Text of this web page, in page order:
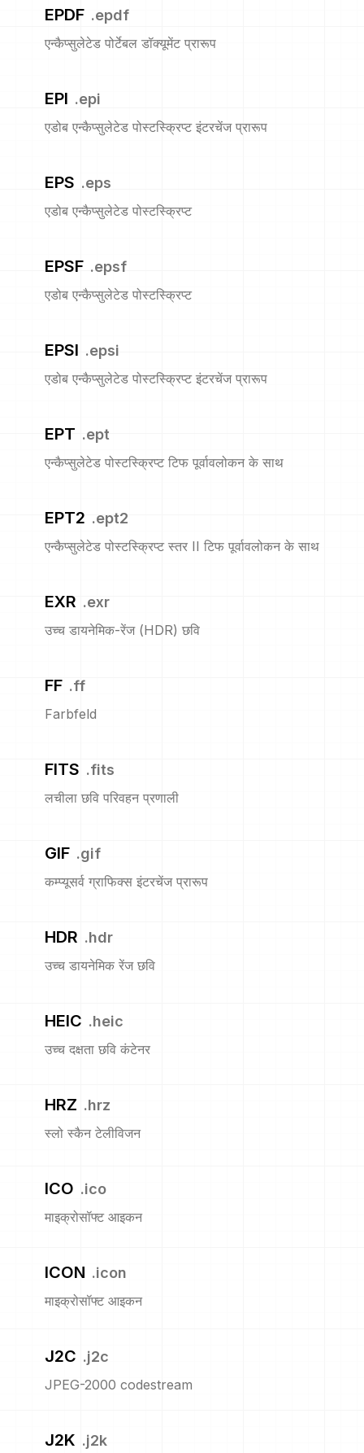
EPDF .epdf
एन्कैप्सुलेटेड पोर्टेबल डॉक्यूमेंट प्रारूप
EPI .epi
एडोब एन्कैप्सुलेटेड पोस्टस्क्रिप्ट इंटरचेंज प्रारूप
EPS .eps
एडोब एन्कैप्सुलेटेड पोस्टस्क्रिप्ट
EPSF .epsf
एडोब एन्कैप्सुलेटेड पोस्टस्क्रिप्ट
EPSI .epsi
एडोब एन्कैप्सुलेटेड पोस्टस्क्रिप्ट इंटरचेंज प्रारूप
EPT .ept
एन्कैप्सुलेटेड पोस्टस्क्रिप्ट टिफ पूर्वावलोकन के साथ
EPT2 .ept2
एन्कैप्सुलेटेड पोस्टस्क्रिप्ट स्तर II टिफ पूर्वावलोकन के साथ
EXR .exr
उच्च डायनेमिक-रेंज (HDR) छवि
FF .ff
Farbfeld
FITS .fits
लचीला छवि परिवहन प्रणाली
GIF .gif
कम्प्यूसर्व ग्राफिक्स इंटरचेंज प्रारूप
HDR .hdr
उच्च डायनेमिक रेंज छवि
HEIC .heic
उच्च दक्षता छवि कंटेनर
HRZ .hrz
स्लो स्कैन टेलीविजन
ICO .ico
माइक्रोसॉफ्ट आइकन
ICON .icon
माइक्रोसॉफ्ट आइकन
J2C .j2c
JPEG-2000 codestream
J2K .j2k